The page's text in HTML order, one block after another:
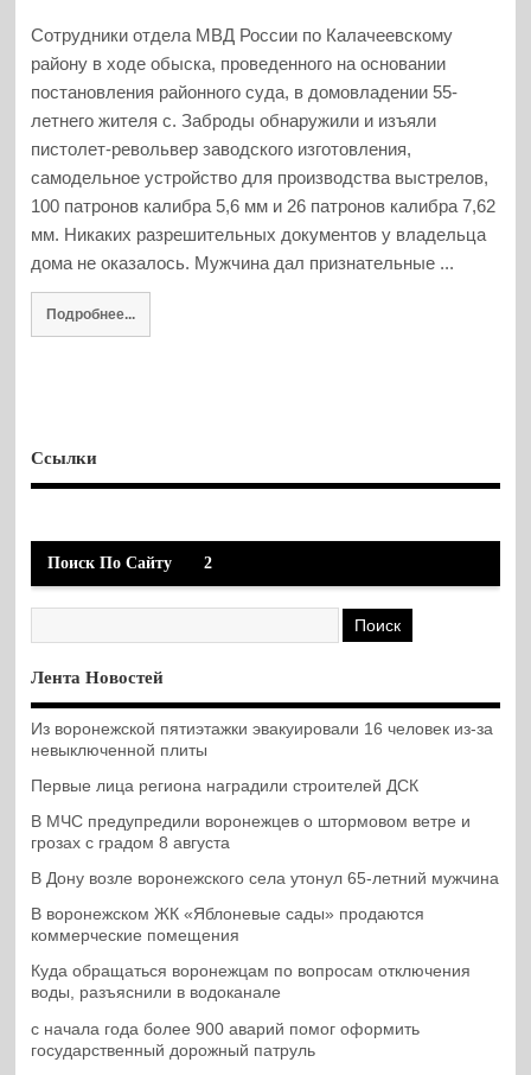
Сотрудники отдела МВД России по Калачеевскому
району в ходе обыска, проведенного на основании
постановления районного суда, в домовладении 55-
летнего жителя с. Заброды обнаружили и изъяли
пистолет-револьвер заводского изготовления,
самодельное устройство для производства выстрелов,
100 патронов калибра 5,6 мм и 26 патронов калибра 7,62
мм. Никаких разрешительных документов у владельца
дома не оказалось. Мужчина дал признательные ...
Подробнее...
Ссылки
Поиск По Сайту 2
Лента Новостей
Из воронежской пятиэтажки эвакуировали 16 человек из-за
невыключенной плиты
Первые лица региона наградили строителей ДСК
В МЧС предупредили воронежцев о штормовом ветре и
грозах с градом 8 августа
В Дону возле воронежского села утонул 65-летний мужчина
В воронежском ЖК «Яблоневые сады» продаются
коммерческие помещения
Куда обращаться воронежцам по вопросам отключения
воды, разъяснили в водоканале
с начала года более 900 аварий помог оформить
государственный дорожный патруль